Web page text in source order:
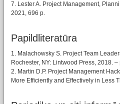
7. Lester A. Project Management,
2021, 696 p.
Papildliteratūra
1. Malachowsky S. Project Team
Rochester, NY: Lintwood Press, 2018. –
2. Martin D.P. Project Management
More Efficiently and Effectively in Less